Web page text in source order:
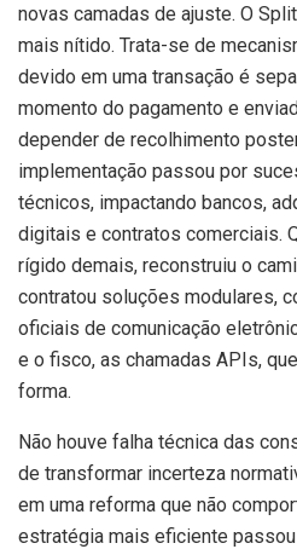
novas camadas de ajuste. O
mais nítido. Trata-se de
devido em uma transação é
momento do pagamento e
depender de recolhimento
implementação passou por
técnicos, impactando bancos,
digitais e contratos comerciais.
rígido demais, reconstruiu o
contratou soluções modulares,
oficiais de comunicação
e o fisco, as chamadas APIs,
forma.
Não houve falha técnica das
de transformar incerteza
em uma reforma que não
estratégia mais eficiente